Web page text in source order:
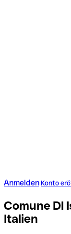
Anmelden Konto
Comune DI
Italien